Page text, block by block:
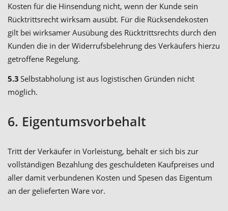
Kosten für die Hinsendung nicht, wenn der Kunde sein
Rücktrittsrecht wirksam ausübt. Für die Rücksendekosten
gilt bei wirksamer Ausübung des Rücktrittsrechts durch den
Kunden die in der Widerrufsbelehrung des Verkäufers hierzu
getroffene Regelung.
5.3 Selbstabholung ist aus logistischen Gründen nicht
möglich.
6. Eigentumsvorbehalt
Tritt der Verkäufer in Vorleistung, behält er sich bis zur
vollständigen Bezahlung des geschuldeten Kaufpreises und
aller damit verbundenen Kosten und Spesen das Eigentum
an der gelieferten Ware vor.